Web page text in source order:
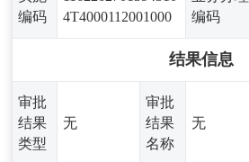
编码
4T4000112001000
编码
结果信息
审批
结果
类型
无
审批
结果
名称
无